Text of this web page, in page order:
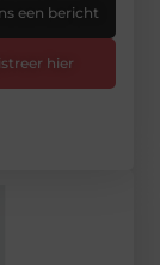
een bericht
hier